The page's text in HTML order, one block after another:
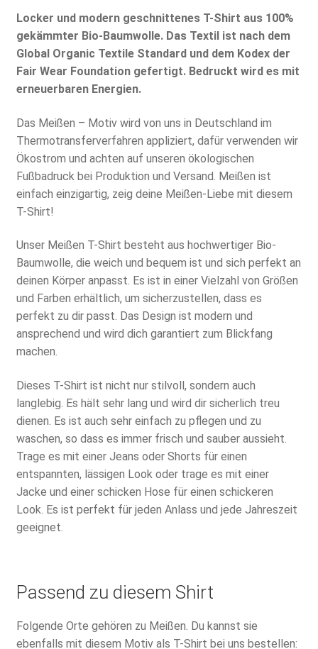
Locker und modern geschnittenes T-Shirt aus 100%
gekämmter Bio-Baumwolle. Das Textil ist nach dem
Global Organic Textile Standard und dem Kodex der
Fair Wear Foundation gefertigt. Bedruckt wird es mit
erneuerbaren Energien.
Das Meißen – Motiv wird von uns in Deutschland im
Thermotransferverfahren appliziert, dafür verwenden wir
Ökostrom und achten auf unseren ökologischen
Fußbadruck bei Produktion und Versand. Meißen ist
einfach einzigartig, zeig deine Meißen-Liebe mit diesem
T-Shirt!
Unser Meißen T-Shirt besteht aus hochwertiger Bio-
Baumwolle, die weich und bequem ist und sich perfekt an
deinen Körper anpasst. Es ist in einer Vielzahl von Größen
und Farben erhältlich, um sicherzustellen, dass es
perfekt zu dir passt. Das Design ist modern und
ansprechend und wird dich garantiert zum Blickfang
machen.
Dieses T-Shirt ist nicht nur stilvoll, sondern auch
langlebig. Es hält sehr lang und wird dir sicherlich treu
dienen. Es ist auch sehr einfach zu pflegen und zu
waschen, so dass es immer frisch und sauber aussieht.
Trage es mit einer Jeans oder Shorts für einen
entspannten, lässigen Look oder trage es mit einer
Jacke und einer schicken Hose für einen schickeren
Look. Es ist perfekt für jeden Anlass und jede Jahreszeit
geeignet.
Passend zu diesem Shirt
Folgende Orte gehören zu Meißen. Du kannst sie
ebenfalls mit diesem Motiv als T-Shirt bei uns bestellen: